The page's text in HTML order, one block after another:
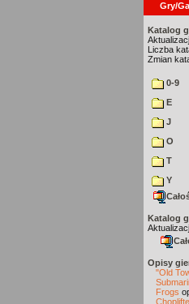
Gry/
Katalog
Liczba
Zmian
0-9
E
J
O
T
Y
Katalog
Opisy
"Old
Frogs